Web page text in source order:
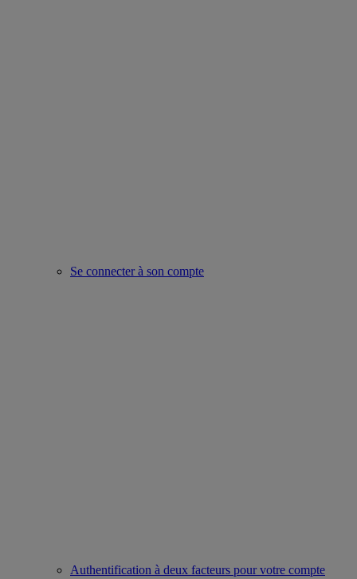
Se connecter à son compte
Authentification à deux facteurs pour votre compte